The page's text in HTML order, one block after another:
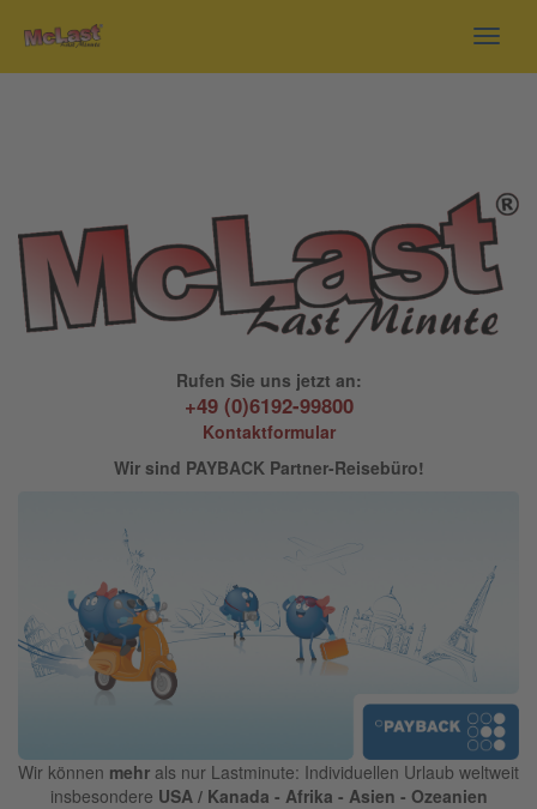
Rufen Sie uns jetzt an:
+49 (0)6192-99800
Kontaktformular
Wir sind PAYBACK Partner-Reisebüro!
Wir können mehr als nur Lastminute: Individuellen Urlaub weltweit
insbesondere USA / Kanada - Afrika - Asien - Ozeanien